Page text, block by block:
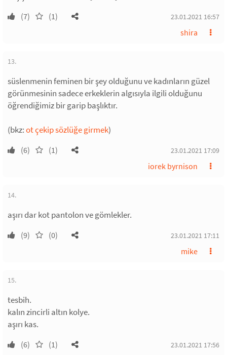
(7) (1) 23.01.2021 16:57
shira
13.
süslenmenin feminen bir şey olduğunu ve kadınların güzel
görünmesinin sadece erkeklerin algısıyla ilgili olduğunu
öğrendiğimiz bir garip başlıktır.
(bkz:ot çekip sözlüğe girmek)
(6) (1) 23.01.2021 17:09
iorek byrnison
14.
aşırı dar kot pantolon ve gömlekler.
(9) (0) 23.01.2021 17:11
mike
15.
tesbih.
kalın zincirli altın kolye.
aşırı kas.
(6) (1) 23.01.2021 17:56